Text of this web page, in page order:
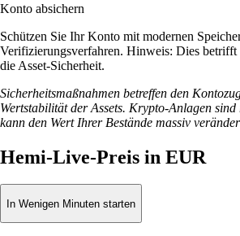
Konto absichern
Schützen Sie Ihr Konto mit modernen
Verifizierungsverfahren. Hinweis: Dies
die Asset-Sicherheit.
Sicherheitsmaßnahmen betreffen den
Wertstabilität der Assets. Krypto-Anlagen
kann den Wert Ihrer Bestände massiv
Hemi-Live-Preis in EUR
In Wenigen Minuten starten